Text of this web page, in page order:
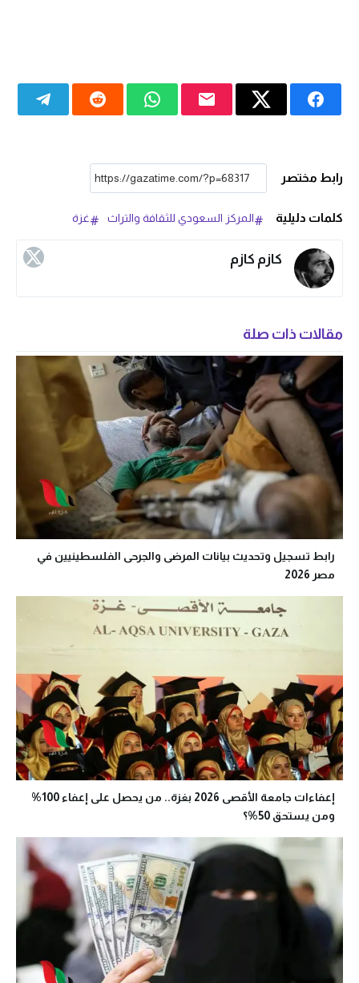
رابط مختصر
كلمات دليلية المركز السعودي للثقافة والتراث غزة
كازم كازم
مقالات ذات صلة
رابط تسجيل وتحديث بيانات المرضى والجرحى الفلسطينيين في
مصر 2026
إعفاءات جامعة الأقصى 2026 بغزة.. من يحصل على إعفاء 100%
ومن يستحق 50%؟